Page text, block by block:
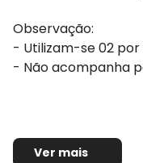
Observação:
- Utilizam-se 02 por
- Não acompanha
Ver mais